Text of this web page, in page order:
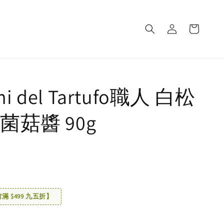
del Tartufo職人 白松
菇醬 90g
$499 九五折】